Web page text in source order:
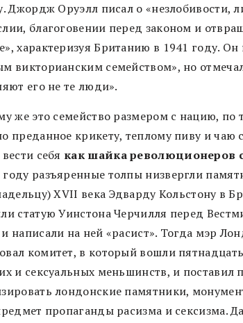
Джордж Оруэлл писал о «незлобивости,
благоговении перед законом и
характеризуя Британию в 1941 году. Он
викторианским семейством», но
его не те люди».
же это семейство размером с нацию, по
преданное крикету, теплому пиву и чаю
себя как шайка революционеров
разъяренные толпы низвергли
XVII века Эдварду Кольстону в
статую Уинстона Черчилля перед
написали на ней «расист». Тогда мэр
комитет, в который вошли
и сексуальных меньшинств, и поставил
лондонские памятники,
пропаганды расизма и сексизма.